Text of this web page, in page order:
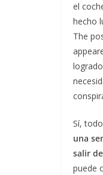
el
hecho
The
Sí,
una
salir
puede